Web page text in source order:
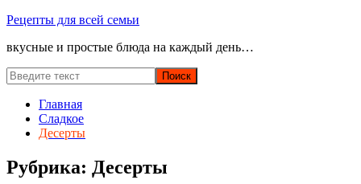
Перейти
содержимому
Рецепты для всей семьи
вкусные и простые блюда на каждый день…
Главная
Сладкое
Десерты
Рубрика: Десерты